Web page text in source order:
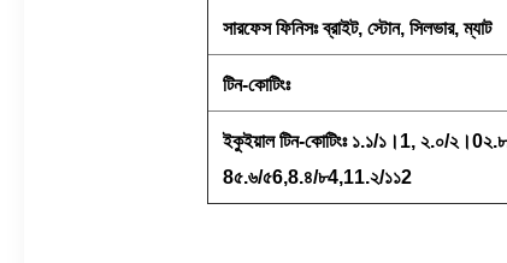
সারফেস ফিনিসঃ ব্রাইট, স্টোন, সিলভার, ম্যাট
টিন-কোটিংঃ
ইকুইয়াল টিন-কোটিংঃ ১.১/১।1, ২.০/
8৫.৬/৫6,8.৪/৮4,11.২/১১2